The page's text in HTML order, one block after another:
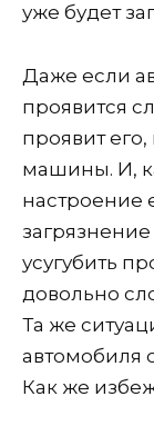
уже будет
Даже если
проявится
проявит
машины. И,
настроение
усугубить
довольно
Та же
автомобиля
Как же